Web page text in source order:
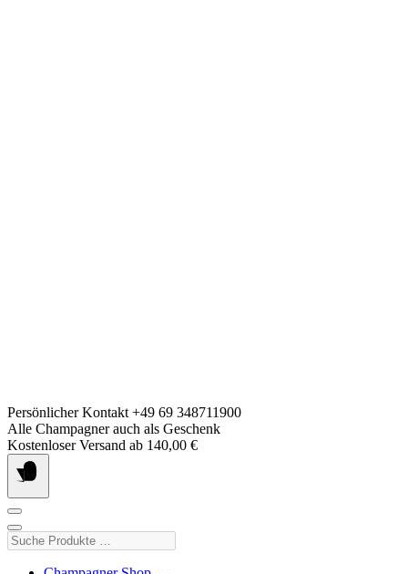
Springe
zum
Inhalt
Persönlicher Kontakt +49 69 348711900
Alle Champagner auch als Geschenk
Kostenloser Versand ab 140,00 €
Suche
Produkte